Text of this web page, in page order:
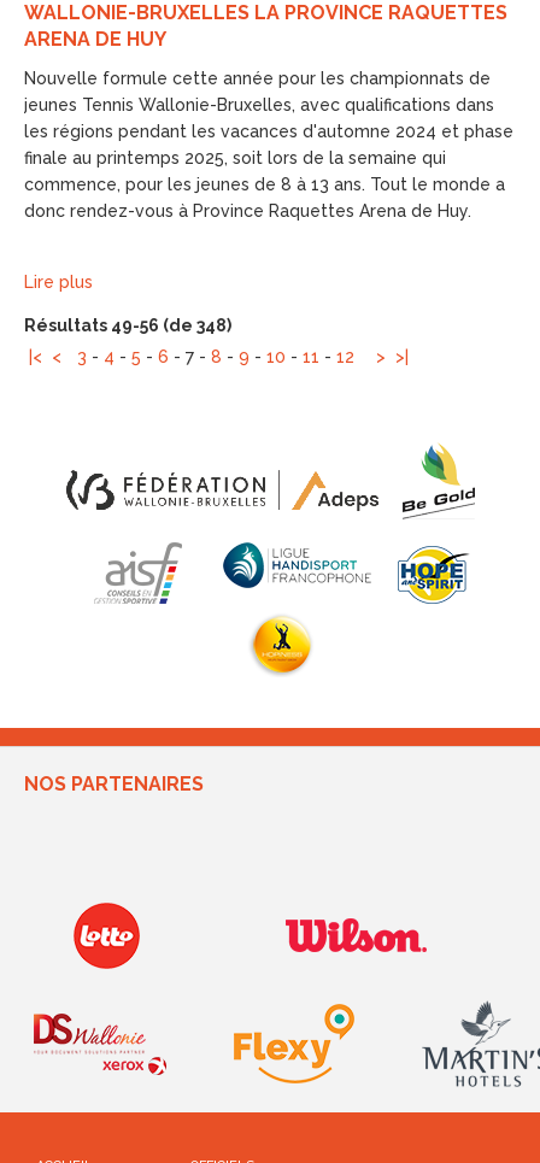
WALLONIE-BRUXELLES LA PROVINCE RAQUETTES
ARENA DE HUY
Nouvelle formule cette année pour les championnats de
jeunes Tennis Wallonie-Bruxelles, avec qualifications dans
les régions pendant les vacances d'automne 2024 et phase
finale au printemps 2025, soit lors de la semaine qui
commence, pour les jeunes de 8 à 13 ans. Tout le monde a
donc rendez-vous à Province Raquettes Arena de Huy.
Lire plus
Résultats 49-56 (de 348)
|<
< 3 - 4 - 5 - 6 - 7 - 8 - 9 - 10 - 11 - 12 > >|
NOS PARTENAIRES